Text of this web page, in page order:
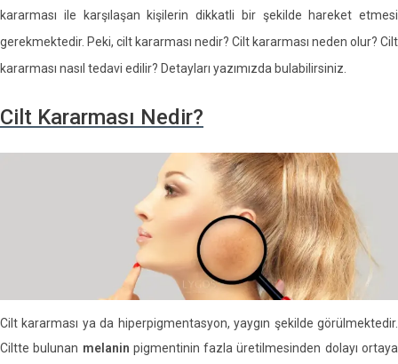
kararması ile karşılaşan kişilerin dikkatli bir şekilde hareket etmesi
gerekmektedir. Peki, cilt kararması nedir? Cilt kararması neden olur? Cilt
kararması nasıl tedavi edilir? Detayları yazımızda bulabilirsiniz.
Cilt Kararması Nedir?
Cilt kararması ya da hiperpigmentasyon, yaygın şekilde görülmektedir.
Ciltte bulunan melanin pigmentinin fazla üretilmesinden dolayı ortaya